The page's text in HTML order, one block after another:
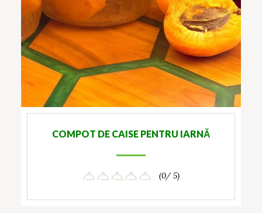
COMPOT DE CAISE PENTRU IARNĂ
(0/ 5)